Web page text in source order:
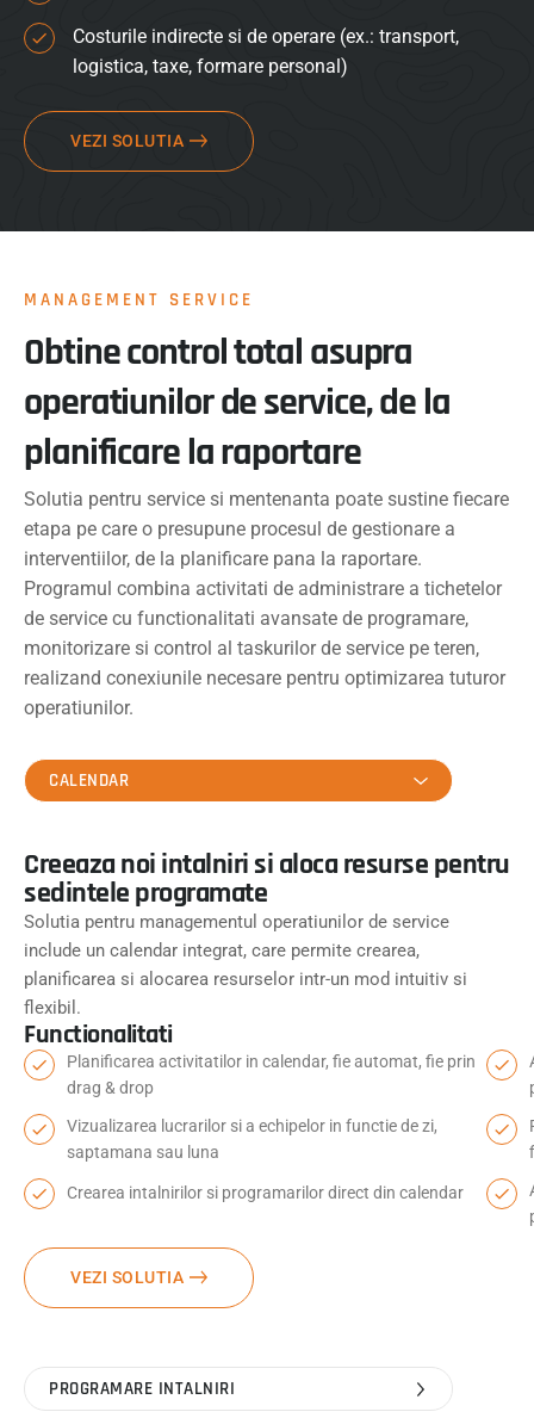
Costurile indirecte si de operare (ex.: transport,
logistica, taxe, formare personal)
VEZI SOLUTIA
MANAGEMENT SERVICE
Obtine control total asupra
operatiunilor de service, de la
planificare la raportare
Solutia pentru service si mentenanta poate sustine fiecare
etapa pe care o presupune procesul de gestionare a
interventiilor, de la planificare pana la raportare.
Programul combina activitati de administrare a tichetelor
de service cu functionalitati avansate de programare,
monitorizare si control al taskurilor de service pe teren,
realizand conexiunile necesare pentru optimizarea tuturor
operatiunilor.
CALENDAR
PROGRAMARE INTALNIRI
Creeaza noi intalniri si aloca resurse pentru
sedintele programate
Solutia pentru managementul operatiunilor de service
include un calendar integrat, care permite crearea,
planificarea si alocarea resurselor intr-un mod intuitiv si
flexibil.
Functionalitati
Planificarea activitatilor in calendar, fie automat, fie prin
drag & drop
Vizualizarea lucrarilor si a echipelor in functie de zi,
saptamana sau luna
Crearea intalnirilor si programarilor direct din calendar
VEZI SOLUTIA